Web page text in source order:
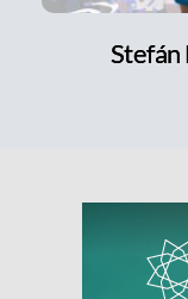
Stefán